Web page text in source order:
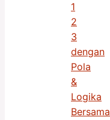
1
2
3
dengan
Pola
&
Logika
Bersama